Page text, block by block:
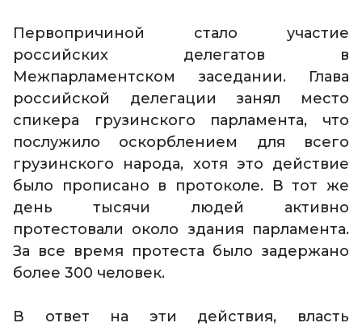
Первопричиной стало участие
российских делегатов в
Межпарламентском заседании. Глава
российской делегации занял место
спикера грузинского парламента, что
послужило оскорблением для всего
грузинского народа, хотя это действие
было прописано в протоколе. В тот же
день тысячи людей активно
протестовали около здания парламента.
За все время протеста было задержано
более 300 человек.
В ответ на эти действия, власть